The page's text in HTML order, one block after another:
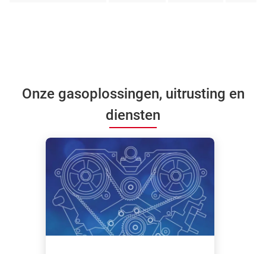
Onze gasoplossingen, uitrusting en
diensten